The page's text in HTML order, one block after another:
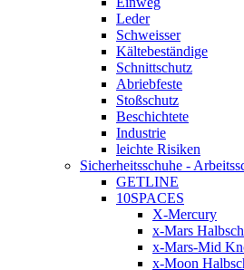
Leder
Schweisser
Kältebeständige
Schnittschutz
Abriebfeste
Stoßschutz
Beschichtete
Industrie
leichte Risiken
Sicherheitsschuhe -
GETLINE
10SPACES
X-Mercury
x-Mars
x-Mars-Mid
x-Moon